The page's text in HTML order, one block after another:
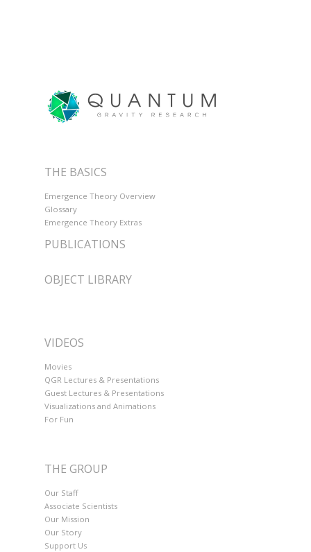
THE BASICS
Emergence Theory Overview
Glossary
Emergence Theory Extras
PUBLICATIONS
OBJECT LIBRARY
VIDEOS
Movies
QGR Lectures & Presentations
Guest Lectures & Presentations
Visualizations and Animations
For Fun
THE GROUP
Our Staff
Associate Scientists
Our Mission
Our Story
Support Us